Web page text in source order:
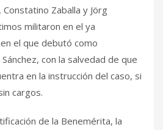
Zaballa y Jörg
militaron en el ya
el que debutó como
con la salvedad de que
en la instrucción del caso, si
cargos.
de la Benemérita, la